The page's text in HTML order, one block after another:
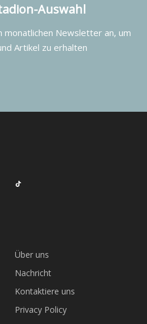
Auswahl
monatlichen Newsletter an, um
Artikel zu erhalten
Über uns
Nachricht
Kontaktiere uns
Privacy Policy